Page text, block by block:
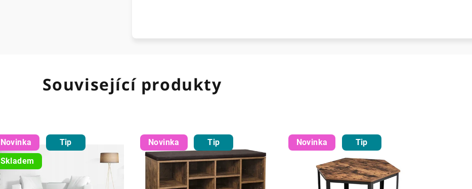
Související produkty
Novinka
Tip
Skladem
Novinka Tip Novinka Tip